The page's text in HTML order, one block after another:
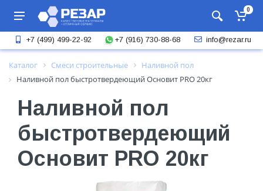
0
+7 (499) 499-22-92 +7 (916) 730-88-68 info@rezar.ru
Каталог Смеси строительные
Наливной пол
Наливной пол быстротвердеющий Основит PRO 20кг
Наливной пол
быстротвердеющий
Основит PRO 20кг